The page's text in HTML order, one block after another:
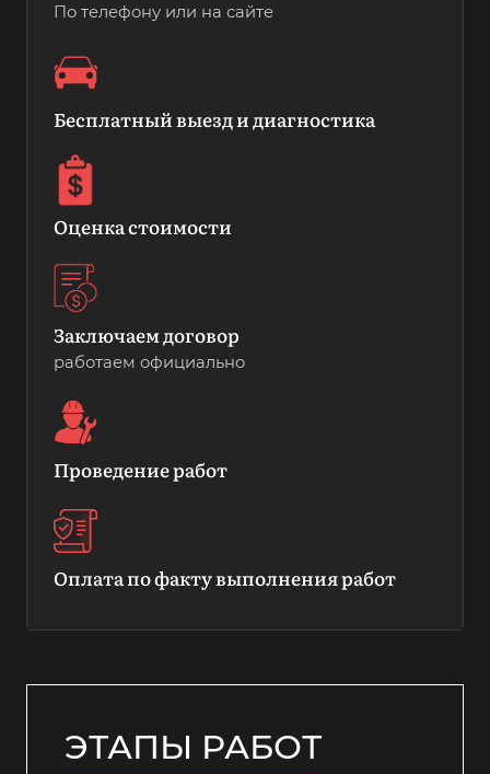
По телефону или на сайте
Бесплатный выезд и диагностика
Оценка стоимости
Заключаем договор
работаем официально
Проведение работ
Оплата по факту выполнения работ
ЭТАПЫ РАБОТ